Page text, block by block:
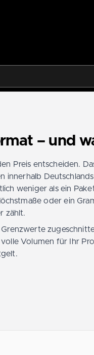
– und
Preis entscheiden.
innerhalb
weniger als ein
oder ein
zählt.
Volumen für Ihr